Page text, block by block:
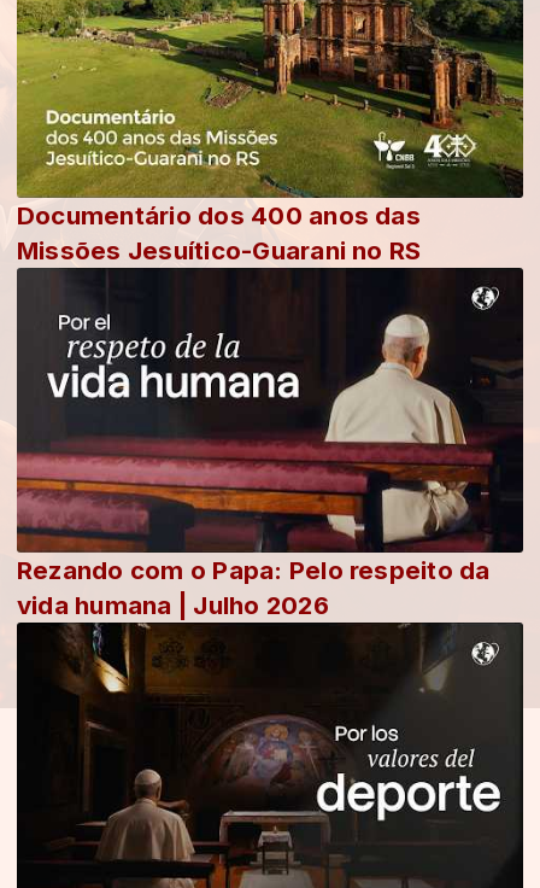
Documentário dos 400 anos das
Missões Jesuítico-Guarani no RS
Rezando com o Papa: Pelo respeito da
vida humana | Julho 2026